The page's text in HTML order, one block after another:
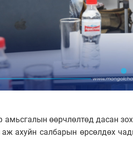
амьсгалын өөрчлөлтөд дасан
ахуйн салбарын өрсөлдөх